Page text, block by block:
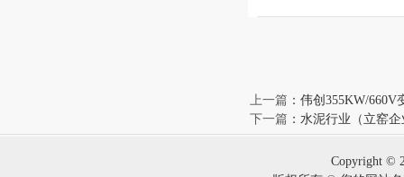
上一篇 ： 伟创355KW/660V
下一篇 ： 水泥行业（立窑
Copyright ©